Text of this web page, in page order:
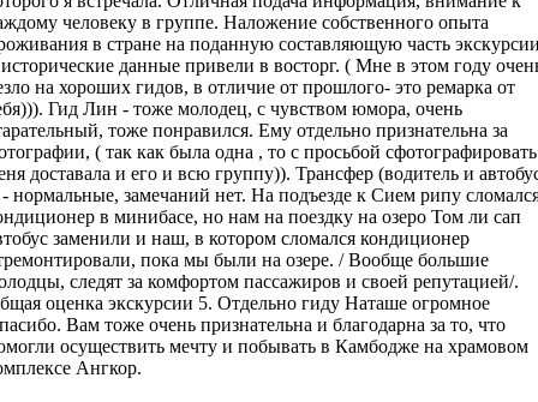
человеку в группе. Наложение собственного опыта
в стране на поданную составляющую часть
данные привели в восторг. ( Мне в этом году
на хороших гидов, в отличие от прошлого- это ремарка от
Гид Лин - тоже молодец, с чувством юмора, очень
тоже понравился. Ему отдельно признательна за
( так как была одна , то с просьбой сфотографировать
доставала и его и всю группу)). Трансфер (водитель и
нормальные, замечаний нет. На подъезде к Сием рипу
в минибасе, но нам на поездку на озеро Том ли сап
заменили и наш, в котором сломался кондиционер
пока мы были на озере. / Вообще большие
следят за комфортом пассажиров и своей репутацией/.
оценка экскурсии 5. Отдельно гиду Наташе огромное
Вам тоже очень признательна и благодарна за то, что
осуществить мечту и побывать в Камбодже на храмовом
Ангкор.